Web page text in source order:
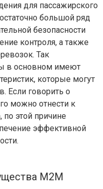
для пассажирского
большой ряд
безопасности
контроля, а также
Так
в основном имеют
которые могут
Если говорить о
можно отнести к
этой причине
эффективной
М2М